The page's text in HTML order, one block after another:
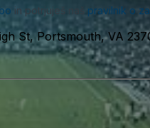
in potrjuješ naš pravilnik o
St, Portsmouth, VA